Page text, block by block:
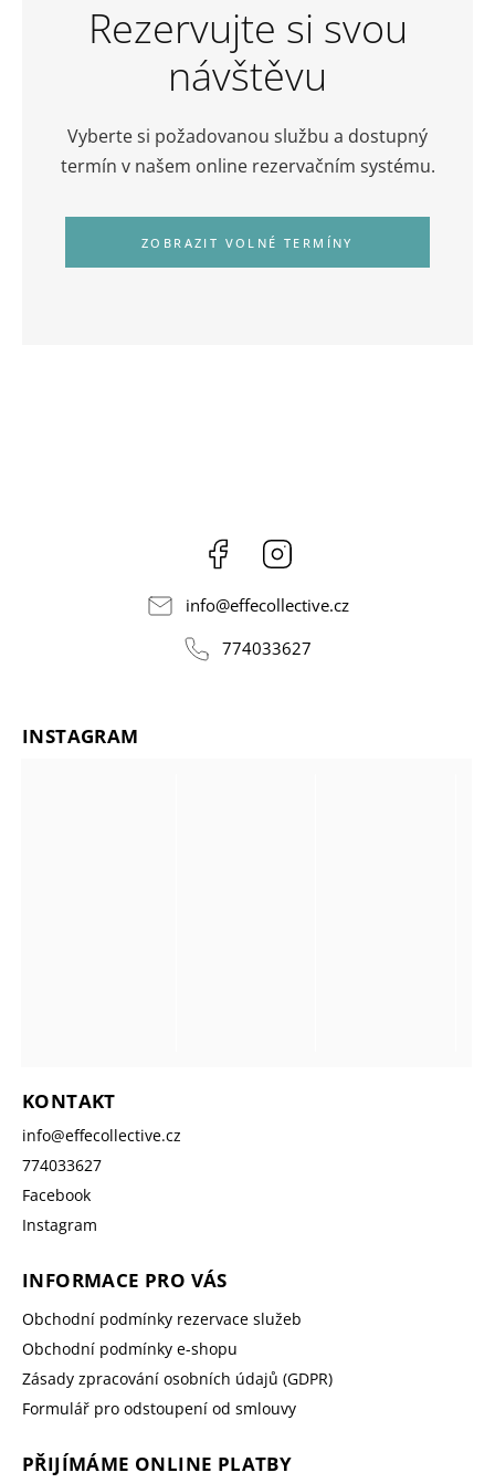
Rezervujte si svou
návštěvu
Vyberte si požadovanou službu a dostupný
termín v našem online rezervačním systému.
ZOBRAZIT VOLNÉ TERMÍNY
Facebook
info@effecollective.cz
774033627
KONTAKT
info@effecollective.cz
774033627
Facebook
Instagram
INFORMACE PRO VÁS
Obchodní podmínky rezervace služeb
Obchodní podmínky e-shopu
Zásady zpracování osobních údajů (GDPR)
Formulář pro odstoupení od smlouvy
PŘIJÍMÁME ONLINE PLATBY
INSTAGRAM